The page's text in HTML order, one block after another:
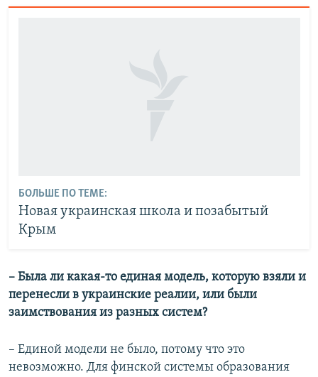
БОЛЬШЕ ПО ТЕМЕ:
Новая украинская школа и позабытый
Крым
– Была ли какая-то единая модель, которую взяли и
перенесли в украинские реалии, или были
заимствования из разных систем?
– Единой модели не было, потому что это
невозможно. Для финской системы образования